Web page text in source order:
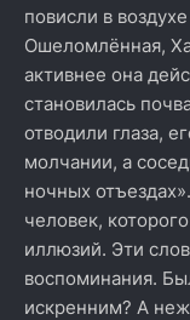
повисли в
Ошеломлённая,
активнее она
становилась
отводили глаза,
молчании, а
ночных
человек,
иллюзий. Эти
воспоминания.
искренним? А